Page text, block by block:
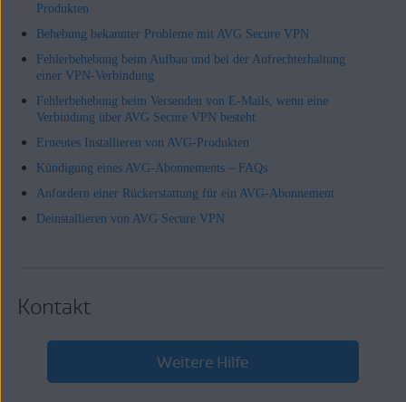
Produkten
Behebung bekannter Probleme mit AVG Secure VPN
Fehlerbehebung beim Aufbau und bei der Aufrechterhaltung
einer VPN-Verbindung
Fehlerbehebung beim Versenden von E-Mails, wenn eine
Verbindung über AVG Secure VPN besteht
Erneutes Installieren von AVG-Produkten
Kündigung eines AVG-Abonnements – FAQs
Anfordern einer Rückerstattung für ein AVG-Abonnement
Deinstallieren von AVG Secure VPN
Kontakt
Weitere Hilfe